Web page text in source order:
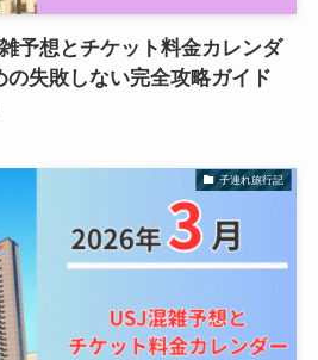
予想とチケット料金カレンダ
の失敗しない完全攻略ガイド
子連れ旅行記